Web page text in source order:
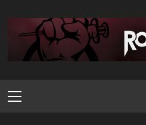
contenido
principal